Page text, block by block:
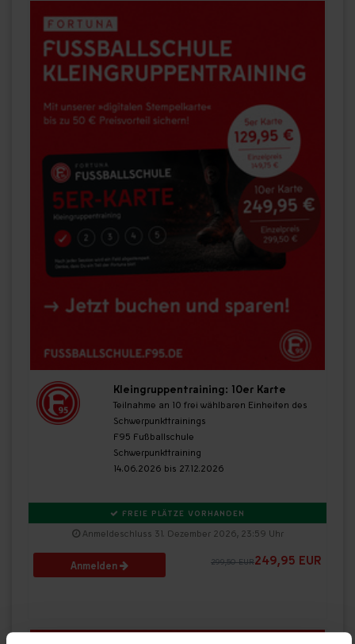
Kleingruppentraining: 10er Karte
Teilnahme an 10 frei wählbaren Einheiten des
Schwerpunkttrainings
F95 Fußballschule
Schwerpunkttraining
14.06.2026 bis 27.12.2026
FREIE PLÄTZE VORHANDEN
Anmeldeschluss 31. Dezember 2026, 23:59 Uhr
Anmelden 299,50 EUR249,95 EUR